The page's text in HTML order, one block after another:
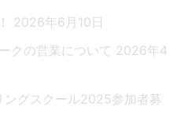
2026年6月10日
クの営業について 2026年4
ングスクール2025参加者募